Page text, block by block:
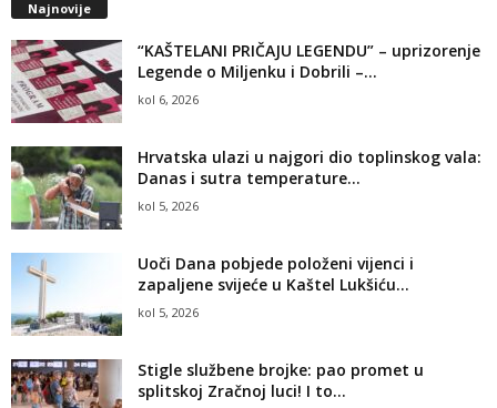
Najnovije
“KAŠTELANI PRIČAJU LEGENDU” – uprizorenje
Legende o Miljenku i Dobrili –...
kol 6, 2026
Hrvatska ulazi u najgori dio toplinskog vala:
Danas i sutra temperature...
kol 5, 2026
Uoči Dana pobjede položeni vijenci i
zapaljene svijeće u Kaštel Lukšiću...
kol 5, 2026
Stigle službene brojke: pao promet u
splitskoj Zračnoj luci! I to...